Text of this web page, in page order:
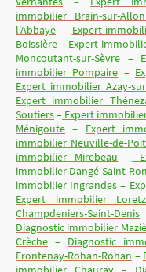
immobilier Brain-sur-
l’Abbaye – Expert
Boissière –Expert
Moncoutant-sur-Sèvre –
immobilier Pompaire –
Expert immobilier Azay-
Expert immobilier
Soutiers– Expert
Ménigoute – Expert
immobilier Neuville-de-
immobilier Mirebeau –
immobilier Dangé-Saint-
immobilier Ingrandes –
Expert immobilier
Champdeniers-Saint-Denis
Diagnostic immobilier
Crèche – Diagnostic
Frontenay-Rohan-Rohan –